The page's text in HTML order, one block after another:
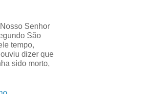
Senhor
São
tempo,
dizer que
sido morto,